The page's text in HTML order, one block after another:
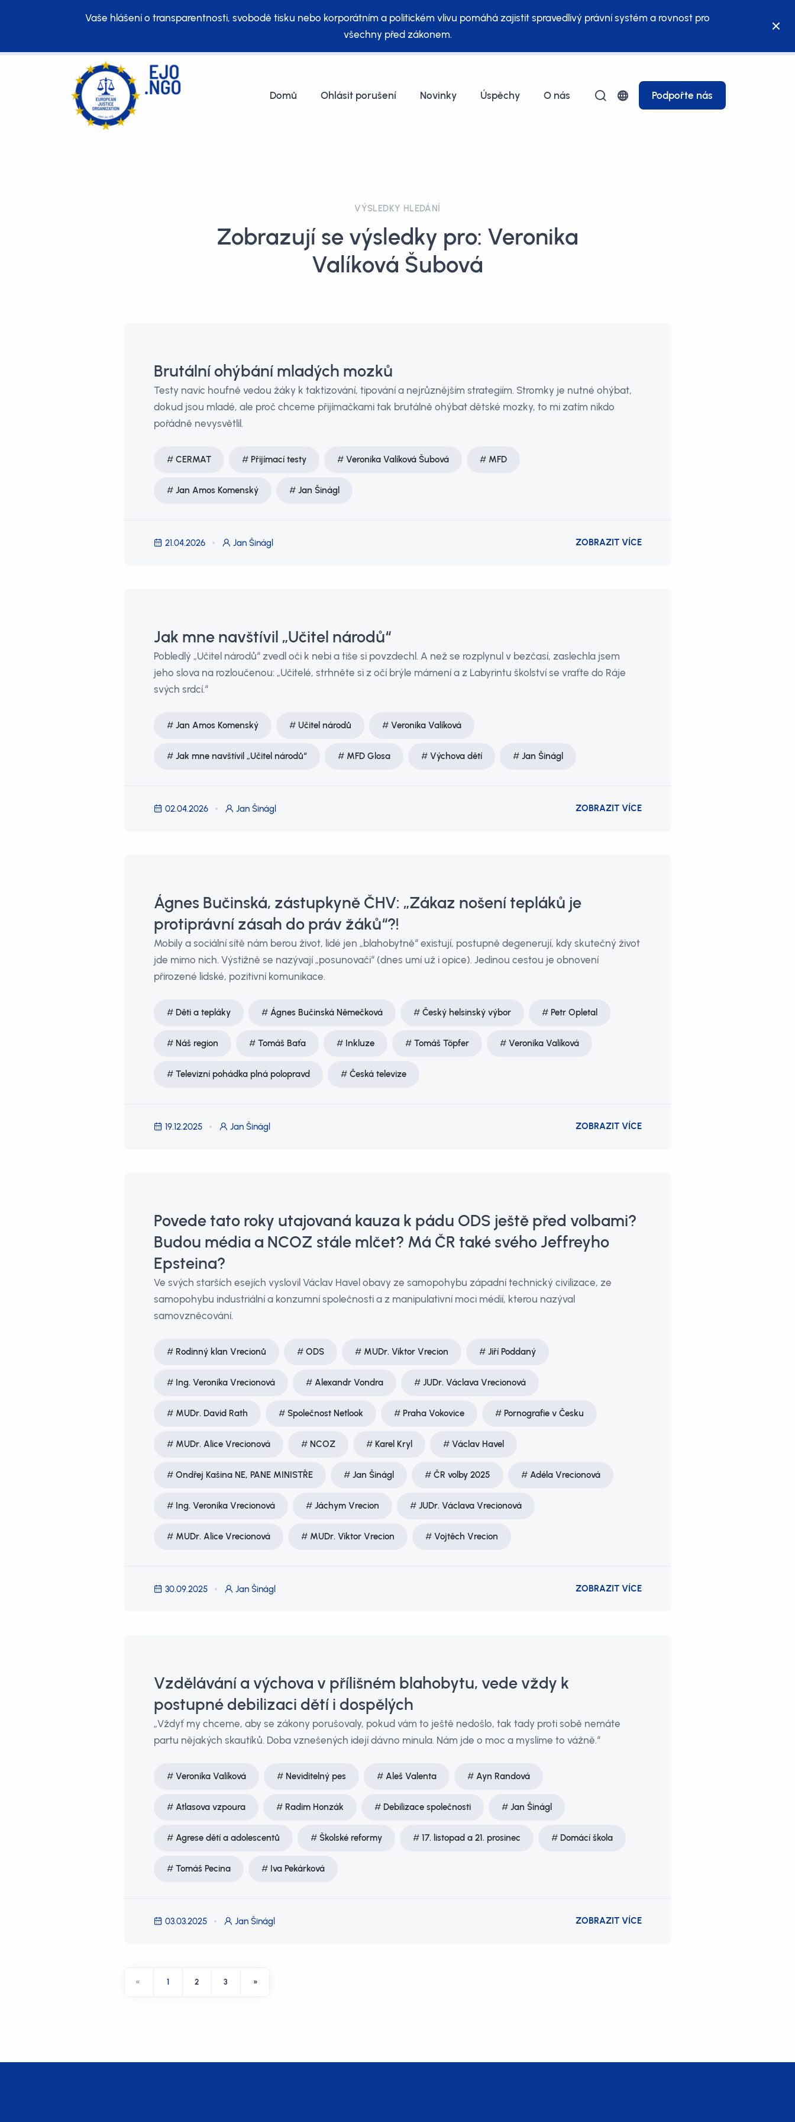
Vaše hlášení o transparentnosti, svobodě tisku nebo korporátním a politickém vlivu pomáhá zajistit spravedlivý právní systém a rovnost pro
všechny před zákonem.
Domů Ohlásit porušení Novinky Úspěchy O nás Podpořte nás
VÝSLEDKY HLEDÁNÍ
Zobrazují se výsledky pro: Veronika
Valíková Šubová
Brutální ohýbání mladých mozků
Testy navíc houfně vedou žáky k taktizování, tipování a nejrůznějším strategiím. Stromky je nutné ohýbat,
dokud jsou mladé, ale proč chceme přijímačkami tak brutálně ohýbat dětské mozky, to mi zatím nikdo
pořádně nevysvětlil.
CERMAT Přijímací testy Veronika Valíková Šubová MFD
Jan Amos Komenský Jan Šinágl
21.04.2026 Jan Šinágl ZOBRAZIT VÍCE
Jak mne navštívil „Učitel národů“
Pobledlý „Učitel národů“ zvedl oči k nebi a tiše si povzdechl. A než se rozplynul v bezčasí, zaslechla jsem
jeho slova na rozloučenou: „Učitelé, strhněte si z očí brýle mámení a z Labyrintu školství se vraťte do Ráje
svých srdcí.“
Jan Amos Komenský Učitel národů Veronika Valíková
Jak mne navštívil „Učitel národů“ MFD Glosa Výchova dětí Jan Šinágl
02.04.2026 Jan Šinágl ZOBRAZIT VÍCE
Ágnes Bučinská, zástupkyně ČHV: „Zákaz nošení tepláků je
protiprávní zásah do práv žáků“?!
Mobily a sociální sítě nám berou život, lidé jen „blahobytně“ existují, postupně degenerují, kdy skutečný život
jde mimo nich. Výstižně se nazývají „posunovači“ (dnes umí už i opice). Jedinou cestou je obnovení
přirozené lidské, pozitivní komunikace.
Děti a tepláky Ágnes Bučinská Němečková Český helsinský výbor Petr Opletal
Náš region Tomáš Baťa Inkluze Tomáš Töpfer Veronika Valíková
Televizní pohádka plná polopravd Česká televize
19.12.2025 Jan Šinágl ZOBRAZIT VÍCE
Povede tato roky utajovaná kauza k pádu ODS ještě před volbami?
Budou média a NCOZ stále mlčet? Má ČR také svého Jeffreyho
Epsteina?
Ve svých starších esejích vyslovil Václav Havel obavy ze samopohybu západní technický civilizace, ze
samopohybu industriální a konzumní společnosti a z manipulativní moci médií, kterou nazýval
samovzněcování.
Rodinný klan Vrecionů ODS MUDr. Viktor Vrecion Jiří Poddaný
Ing. Veronika Vrecionová Alexandr Vondra JUDr. Václava Vrecionová
MUDr. David Rath Společnost Netlook Praha Vokovice Pornografie v Česku
MUDr. Alice Vrecionová NCOZ Karel Kryl Václav Havel
Ondřej Kašina NE, PANE MINISTŘE Jan Šinágl ČR volby 2025 Adéla Vrecionová
Ing. Veronika Vrecionová Jáchym Vrecion JUDr. Václava Vrecionová
MUDr. Alice Vrecionová MUDr. Viktor Vrecion Vojtěch Vrecion
30.09.2025 Jan Šinágl ZOBRAZIT VÍCE
Vzdělávání a výchova v přílišném blahobytu, vede vždy k
postupné debilizaci dětí i dospělých
„Vždyť my chceme, aby se zákony porušovaly, pokud vám to ještě nedošlo, tak tady proti sobě nemáte
partu nějakých skautíků. Doba vznešených idejí dávno minula. Nám jde o moc a myslíme to vážně.“
Veronika Valíková Neviditelný pes Aleš Valenta Ayn Randová
Atlasova vzpoura Radim Honzák Debilizace společnosti Jan Šinágl
Agrese dětí a adolescentů Školské reformy 17. listopad a 21. prosinec Domácí škola
Tomáš Pecina Iva Pekárková
03.03.2025 Jan Šinágl ZOBRAZIT VÍCE
« 1 2 3 »